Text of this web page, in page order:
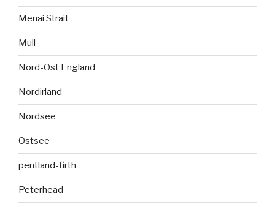
Menai Strait
Mull
Nord-Ost England
Nordirland
Nordsee
Ostsee
pentland-firth
Peterhead